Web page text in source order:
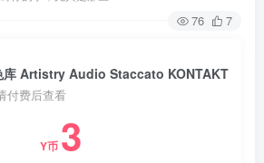
76 7
库 Artistry Audio Staccato KONTAKT
付费后查看
Y币 3